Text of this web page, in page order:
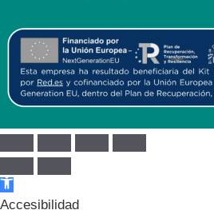
Abrir barra de herramientas
Accesibilidad